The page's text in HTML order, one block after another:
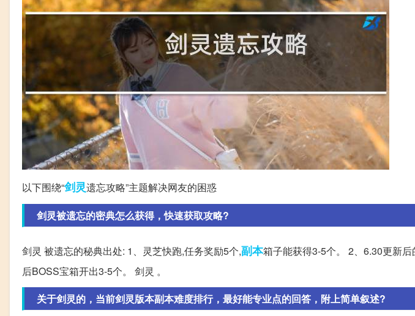
以下围绕“剑灵遗忘攻略”主题解决网友的困惑
剑灵被遗忘的密典怎么获得，快速获取攻略?
剑灵 被遗忘的秘典出处: 1、灵芝快跑,任务奖励5个,副本箱子能获得3-5个。 2、6.30更新
后BOSS宝箱开出3-5个。 剑灵 。
关于剑灵的，当前剑灵版本副本难度排行，最好能专业点的回答，附上简单叙述?